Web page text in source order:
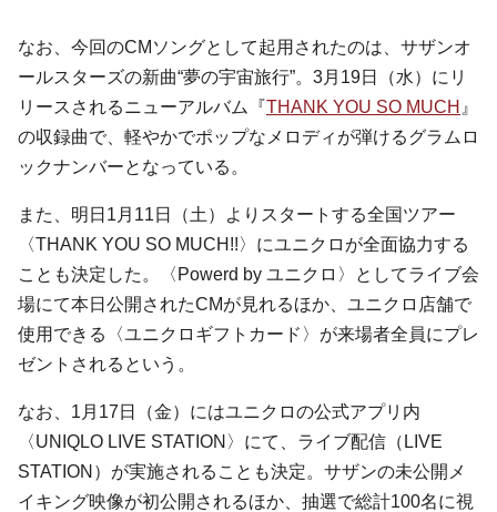
なお、今回のCMソングとして起用されたのは、サザンオ
ールスターズの新曲“夢の宇宙旅行”。3月19日（水）にリ
リースされるニューアルバム『THANK YOU SO MUCH 』
の収録曲で、軽やかでポップなメロディが弾けるグラムロ
ックナンバーとなっている。
また、明日1月11日（土）よりスタートする全国ツアー
〈THANK YOU SO MUCH!!〉にユニクロが全面協力する
ことも決定した。〈Powerd by ユニクロ〉としてライブ会
場にて本日公開されたCMが見れるほか、ユニクロ店舗で
使用できる〈ユニクロギフトカード〉が来場者全員にプレ
ゼントされるという。
なお、1月17日（金）にはユニクロの公式アプリ内
〈UNIQLO LIVE STATION〉にて、ライブ配信（LIVE
STATION）が実施されることも決定。サザンの未公開メ
イキング映像が初公開されるほか、抽選で総計100名に視